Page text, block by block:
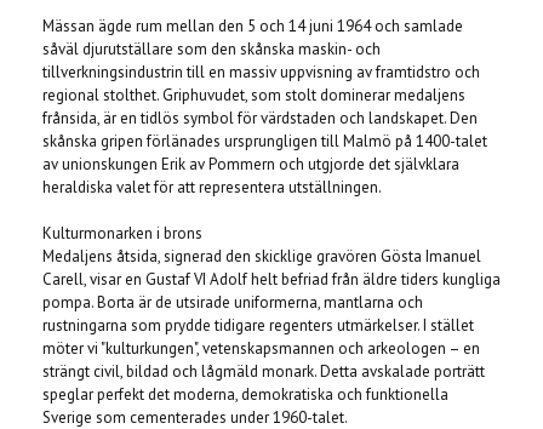
Mässan ägde rum mellan den 5 och 14 juni 1964 och samlade
såväl djurutställare som den skånska maskin- och
tillverkningsindustrin till en massiv uppvisning av framtidstro och
regional stolthet. Griphuvudet, som stolt dominerar medaljens
frånsida, är en tidlös symbol för värdstaden och landskapet. Den
skånska gripen förlänades ursprungligen till Malmö på 1400-talet
av unionskungen Erik av Pommern och utgjorde det självklara
heraldiska valet för att representera utställningen.
Kulturmonarken i brons
Medaljens åtsida, signerad den skicklige gravören Gösta Imanuel
Carell, visar en Gustaf VI Adolf helt befriad från äldre tiders kungliga
pompa. Borta är de utsirade uniformerna, mantlarna och
rustningarna som prydde tidigare regenters utmärkelser. I stället
möter vi "kulturkungen", vetenskapsmannen och arkeologen – en
strängt civil, bildad och lågmäld monark. Detta avskalade porträtt
speglar perfekt det moderna, demokratiska och funktionella
Sverige som cementerades under 1960-talet.